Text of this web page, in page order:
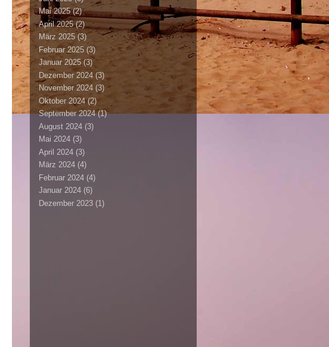
Mai 2025(2)
April 2025(2)
März 2025(3)
Februar 2025 (3)
Januar 2025 (3)
Dezember 2024(3)
November 2024 (3)
Oktober 2024(2)
September 2024(1)
August 2024 (3)
Mai 2024 (3)
April 2024 (3)
März 2024 (4)
Februar 2024 (4)
Januar 2024 (6)
Dezember 2023 (1)